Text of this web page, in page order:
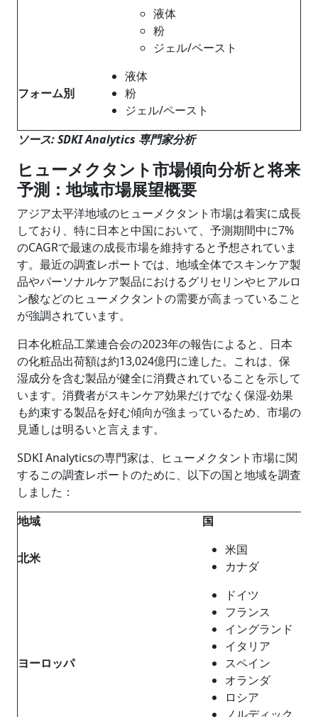
液体
粉
ジェル/ペースト
フォーム別
液体
粉
ジェル/ペースト
ソース: SDKI Analytics 専門家分析
ヒューメクタント市場傾向分析と将来
予測：地域市場展望概要
アジア太平洋地域のヒューメクタント市場は着実に成長
しており、特に日本と中国において、予測期間中に7%
のCAGRで最速の成長市場を維持すると予想されていま
す。最近の調査レポートでは、地域全体でスキンケア製
品やパーソナルケア製品におけるグリセリンやヒアルロ
ン酸などのヒューメクタントの需要が高まっていること
が強調されています。
日本化粧品工業連合会の2023年の報告によると、日本
の化粧品出荷額は約13,024億円に達した。これは、保
湿成分を含む製品が健全に消費されていることを示して
います。消費者がスキンケア効果だけでなく保湿‑効果
も約束する製品を好む傾向が強まっているため、市場の
見通しは明るいと言えます。
SDKI Analyticsの専門家は、ヒューメクタント市場に関
するこの調査レポートのために、以下の国と地域を調査
しました：
地域
国
北米
米国
カナダ
ヨーロッパ
ドイツ
フランス
イングランド
イタリア
スペイン
オランダ
ロシア
ノルディック